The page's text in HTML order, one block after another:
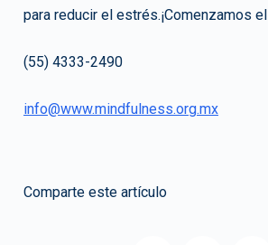
para reducir el estrés.¡Comenzamos
(55) 4333-2490
info@www.mindfulness.org.mx
Comparte este artículo